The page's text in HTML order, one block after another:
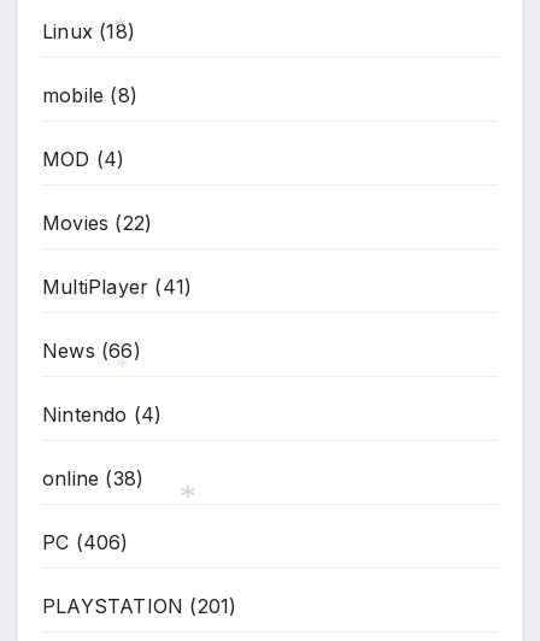
Linux (18)
mobile (8)
MOD (4)
Movies (22)
MultiPlayer (41)
News (66)
Nintendo (4)
online (38)
PC (406)
PLAYSTATION (201)
*
* *